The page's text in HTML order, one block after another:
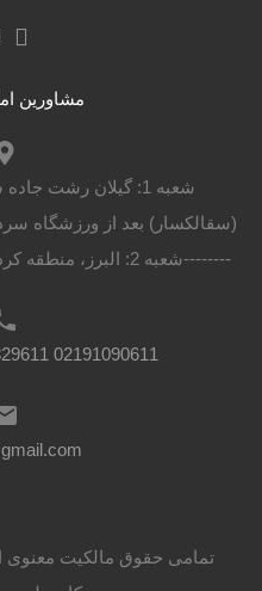
مشاورین
شعبه 1: گیلان رشت
(سقالکسار) بعد از ورزشگاه
--------شعبه 2: البرز، منطقه کردان، سهیلیه، خ ولیعصر، سنقرآباد
02191090611 09120259611-09113329611
تمامی حقوق مالکیت معنوی